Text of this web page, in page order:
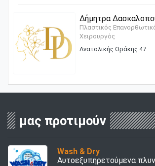
Δήμητρα
Πλαστικός
Χειρουργός
Ανατολικής Θράκης 47
μας προτιμούν
Wash & Dry
Αυτοεξυπηρετούμενα